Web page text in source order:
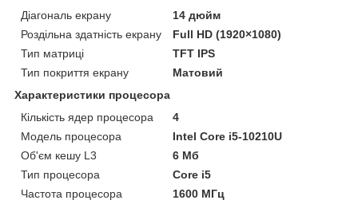
Діагональ екрану
14 дюйм
Роздільна здатність екрану
Full HD (1920×1080)
Тип матриці
TFT IPS
Тип покриття екрану
Матовий
Характеристики процесора
Кількість ядер процесора
4
Модель процесора
Intel Core i5-10210U
Об'єм кешу L3
6 Мб
Тип процесора
Core i5
Частота процесора
1600 МГц